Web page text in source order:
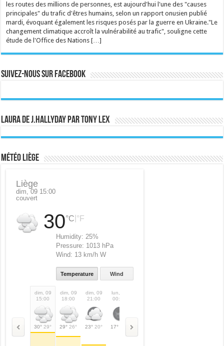
les routes des millions de personnes, est aujourd'hui l'une des "causes
principales" du trafic d'êtres humains, selon un rapport onusien publié
mardi, évoquant également les risques posés par la guerre en Ukraine."Le
changement climatique accroît la vulnérabilité au trafic", souligne cette
étude de l'Office des Nations […]
Suivez-nous sur Facebook
Laura de J.Hallyday par Tony Lex
Météo Liège
Liège
dim, 09 15:00
couvert
30°C °F
Humidity:25%
Pressure: 1013 hPa
Wind: 13 km/h W
Temperature Wind
dim, 09
15:00
30° 29°
dim, 09
18:00
29° 26°
dim, 09
21:00
23° 20°
lun, 10
00:00
17°